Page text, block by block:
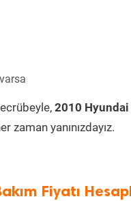
2010
zaman yanınızdayız.
Fiyatı